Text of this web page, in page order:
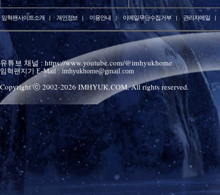
임혁팬사이트소개 개인정보 이용안내 이메일무단수집거부 관리자메일
유튜브 채널 : https://www.youtube.com/@imhyukhome
임혁팬지기 E-Mail : imhyukhome@gmail.com
Copyright ⓒ 2002-2026IMHYUK.COM,All rights reserved.